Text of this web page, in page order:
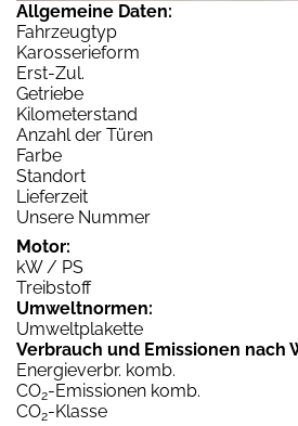
Allgemeine Daten:
Fahrzeugtyp
Karosserieform
Erst-Zul.
Getriebe
Kilometerstand
Anzahl der Türen
Farbe
Standort
Lieferzeit
Unsere Nummer
Motor:
kW / PS
Treibstoff
Umweltnormen:
Umweltplakette
Verbrauch und Emissionen nach
Energieverbr. komb.
CO2-Emissionen komb.
CO2-Klasse